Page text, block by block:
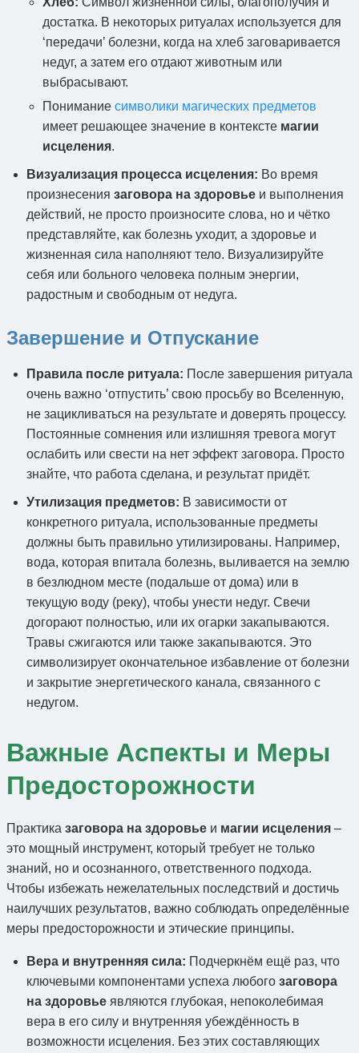
достатка. В некоторых ритуалах используется для
‘передачи’ болезни, когда на хлеб заговаривается
недуг, а затем его отдают животным или
выбрасывают.
Понимание символики магических предметов
имеет решающее значение в контексте магии
исцеления.
Визуализация процесса исцеления: Во время
произнесения заговора на здоровье и выполнения
действий, не просто произносите слова, но и чётко
представляйте, как болезнь уходит, а здоровье и
жизненная сила наполняют тело. Визуализируйте
себя или больного человека полным энергии,
радостным и свободным от недуга.
Завершение и Отпускание
Правила после ритуала: После завершения ритуала
очень важно ‘отпустить’ свою просьбу во Вселенную,
не зацикливаться на результате и доверять процессу.
Постоянные сомнения или излишняя тревога могут
ослабить или свести на нет эффект заговора. Просто
знайте, что работа сделана, и результат придёт.
Утилизация предметов: В зависимости от
конкретного ритуала, использованные предметы
должны быть правильно утилизированы. Например,
вода, которая впитала болезнь, выливается на землю
в безлюдном месте (подальше от дома) или в
текущую воду (реку), чтобы унести недуг. Свечи
догорают полностью, или их огарки закапываются.
Травы сжигаются или также закапываются. Это
символизирует окончательное избавление от болезни
и закрытие энергетического канала, связанного с
недугом.
Важные Аспекты и Меры
Предосторожности
Практика заговора на здоровье и магии исцеления –
это мощный инструмент, который требует не только
знаний, но и осознанного, ответственного подхода.
Чтобы избежать нежелательных последствий и достичь
наилучших результатов, важно соблюдать определённые
меры предосторожности и этические принципы.
Вера и внутренняя сила: Подчеркнём ещё раз, что
ключевыми компонентами успеха любого заговора
на здоровье являются глубокая, непоколебимая
вера в его силу и внутренняя убеждённость в
возможности исцеления. Без этих составляющих